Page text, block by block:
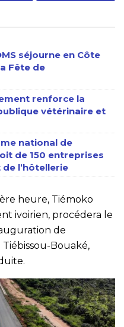
séjourne en Côte
Fête de
renforce la
vétérinaire et
national de
de 150 entreprises
l’hôtellerie
heure, Tiémoko
ivoirien, procédera le
de
Bouaké,